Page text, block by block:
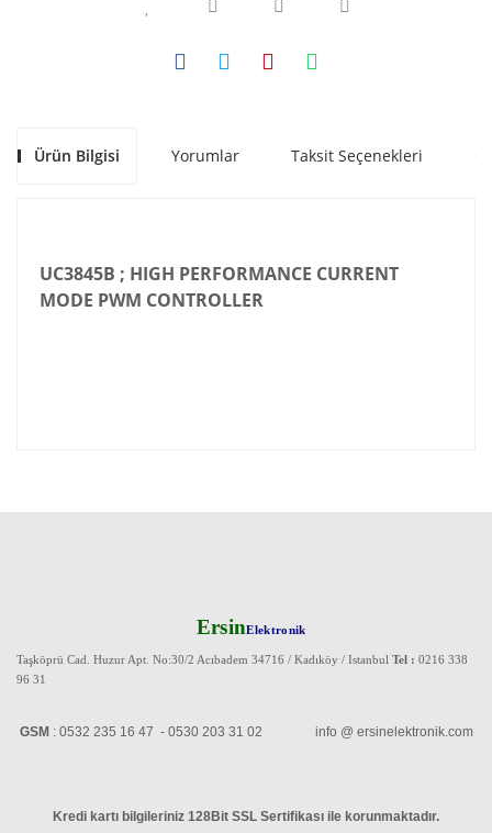
Ürün Bilgisi Yorumlar Taksit Seçenekleri
UC3845B ; HIGH PERFORMANCE CURRENT
MODE PWM CONTROLLER
ErsinElektronik
Taşköprü Cad. Huzur Apt. No:30/2 Acıbadem 34716 / Kadıköy / Istanbul Tel : 0216 338
96 31
GSM : 0532 235 16 47 - 0530 203 31 02 info @ ersinelektronik.com
Kredi kartı bilgileriniz 128Bit SSL Sertifikası ile korunmaktadır.